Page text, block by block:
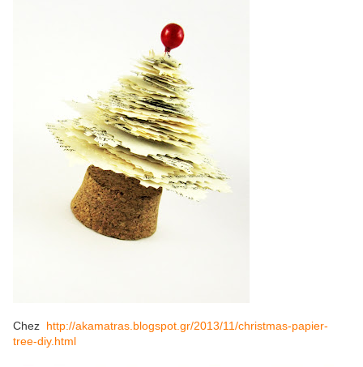
Chez http://akamatras.blogspot.gr/2013/11/christmas-papier-
tree-diy.html